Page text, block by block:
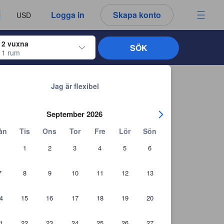
USD Logga in Skapa konto
välja
2 vuxna
1 rum
för att navigera genom in- och utcheckningsdatumen. När du
Jag är flexibel
September 2026
Tis Ons Tor Fre Lör Sön
1 2 3 4 5 6
8 9 10 11 12 13
15 16 17 18 19 20
SÖK
du ser är därför alltid autentiska.